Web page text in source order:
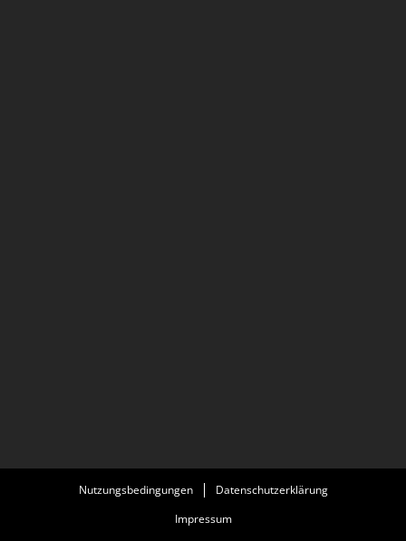
Nutzungsbedingungen
Datenschutzerklärung
Impressum